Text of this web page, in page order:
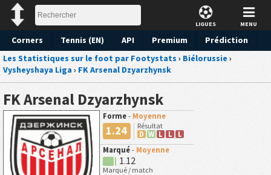
LIGUES MENU
Corners Tennis (EN) API Premium
Prédiction
Les Statistiques sur le foot par Footystats › Biélorussie ›
Vysheyshaya Liga › FK Arsenal Dzyarzhynsk
FK Arsenal Dzyarzhynsk
Forme - Moyenne
1.24
Résultat
D W L L
L
Marqué - Moyenne
1.12
Marqué / match